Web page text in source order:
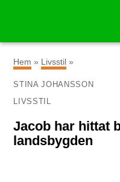
Hem » Livsstil »
STINA JOHANSSON
LIVSSTIL
Jacob har hittat
landsbygden